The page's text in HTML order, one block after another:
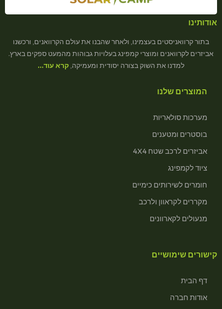
אודותינו
בתור קרוואניסטים בעצמינו, ולאחר שהבנו את עולם הקרוואנים, ורכשנו
אביזרים לקרוואנים ומוצרי קמפינג בעלויות גבוהות מהמעט ספקים בארץ.
למדנו את השוק בצורה יסודית ומעמיקה, קרא עוד…
המוצרים שלנו
מערכות סולאריות
בוסטרים ומטענים
אביזרים לרכב שטח 4X4
ציוד לקמפינג
חומרים לשירותים כימיים
מקררים לקראוון ולרכב
מנעולים לקארוונים
קישורים שימושיים
דף הבית
אודות חברה